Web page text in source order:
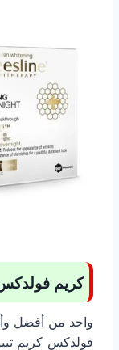
كريم
واحد من أفضل
فولدكس كريم